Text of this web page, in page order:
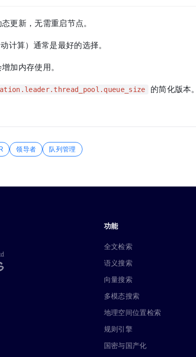
更新，无需重启节点。
计算）通常是最好的选择。
加内存使用。
的简化版本。
领导者 队列管理
功能
全文检索
语义搜索
向量搜索
多模态搜索
地理空间位置检索
规则引擎
国密与国产化